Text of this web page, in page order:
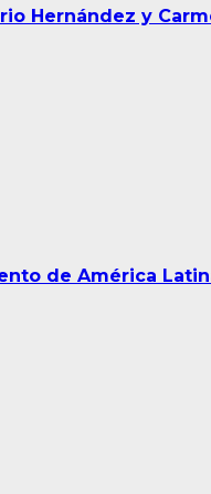
Hernández y
de América